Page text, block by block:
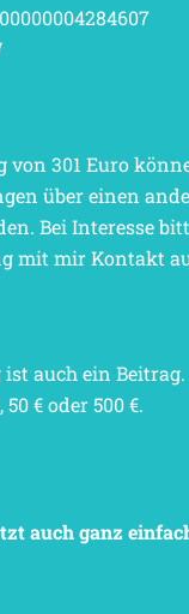
von 301 Euro
über einen
Bei Interesse
mit mir Kontakt
auch ein Beitrag.
€ oder 500 €.
auch ganz